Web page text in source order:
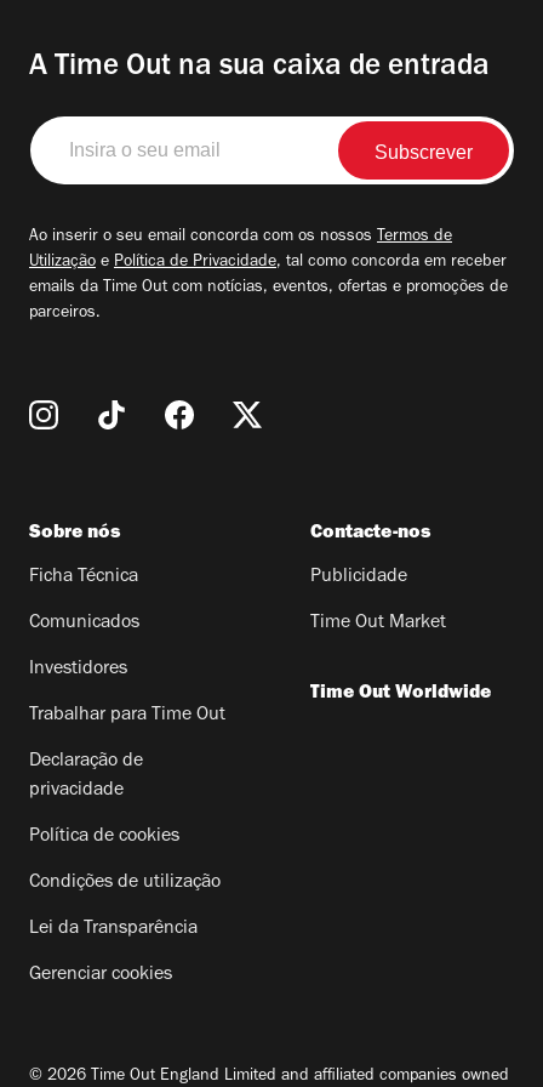
A Time Out na sua caixa de entrada
Insira
o
seu
Ao inserir o seu email concorda com os nossos Termos de
Utilização e Política de Privacidade, tal como concorda em receber
emails da Time Out com notícias, eventos, ofertas e promoções de
parceiros.
Sobre nós
Ficha Técnica
Comunicados
Investidores
Trabalhar para Time Out
Declaração de
privacidade
Política de cookies
Condições de utilização
Lei da Transparência
Gerenciar cookies
Contacte-nos
Publicidade
Time Out Market
Time Out Worldwide
© 2026 Time Out England Limited and affiliated companies owned